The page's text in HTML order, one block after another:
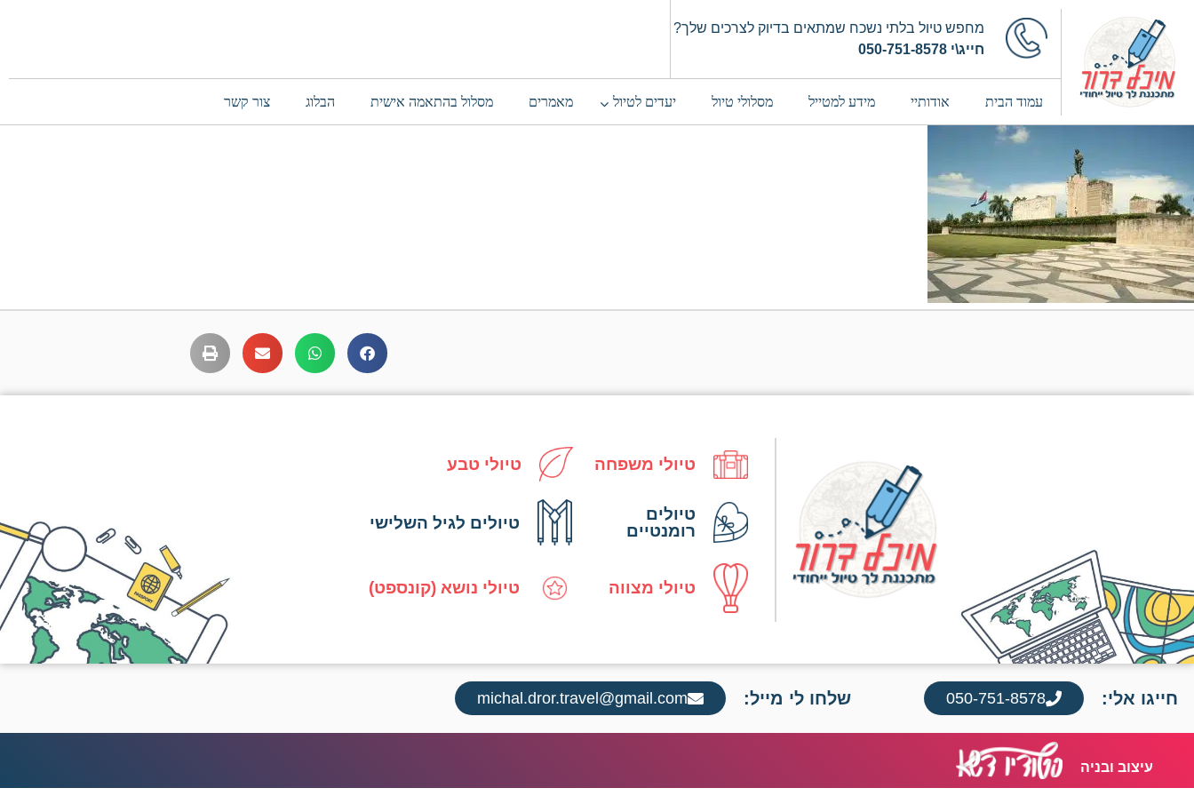
מחפש טיול בלתי נשכח שמתאים בדיוק לצרכים שלך?
חייג\י 050-751-8578
עמוד הבית אודותיי מידע למטייל מסלולי טיול יעדים לטיול מאמרים מסלול בהתאמה אישית הבלוג צור קשר
טיולי משפחה טיולי טבע
טיולים
רומנטיים
טיולים לגיל השלישי
טיולי מצווה טיולי נושא (קונספט)
חייגו אלי: 050-751-8578 שלחו לי מייל: michal.dror.travel@gmail.com
עיצוב ובניה